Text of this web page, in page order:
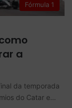
Fórmula 1
a
da temporada
do Catar e…